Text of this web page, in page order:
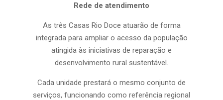
Rede de atendimento
As três Casas Rio Doce atuarão de forma
integrada para ampliar o acesso da população
atingida às iniciativas de reparação e
desenvolvimento rural sustentável.
Cada unidade prestará o mesmo conjunto de
serviços, funcionando como referência regional